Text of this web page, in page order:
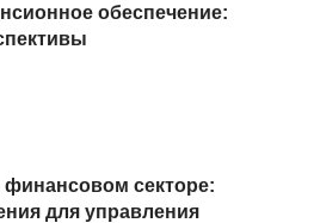
обеспечение:
финансовом секторе:
для управления